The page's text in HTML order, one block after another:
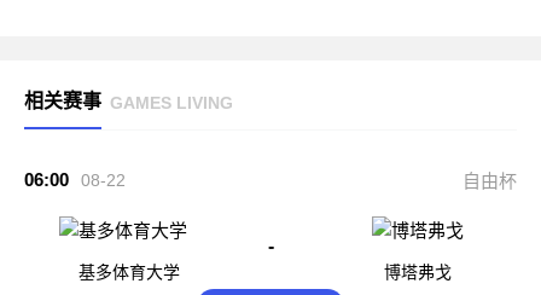
相关赛事 GAMES LIVING
06:00 08-22 自由杯
基多体育大学
-
博塔弗戈